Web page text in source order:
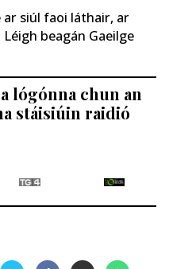
ar siúl faoi láthair, ar
beagán Gaeilge
lógónna chun an
stáisiúin raidió